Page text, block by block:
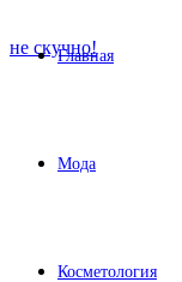
не скучно!
Главная
Мода
Косметология